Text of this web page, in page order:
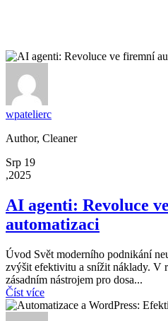
wpatelierc
Author, Cleaner
Srp 19
,2025
AI agenti: Revoluce
automatizaci
Úvod Svět moderního podnikání
zvýšit efektivitu a snížit náklady. V
zásadním nástrojem pro dosa...
Číst více